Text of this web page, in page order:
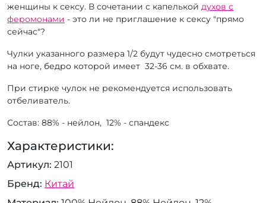
женщины к сексу. В сочетании с капелькой духов с
феромонами - это ли не приглашение к сексу "прямо
сейчас"?
Чулки указанного размера 1/2 будут чудесно смотреться
на ноге, бедро которой имеет 32-36 см. в обхвате.
При стирке чулок не рекомендуется использовать
отбеливатель.
Состав: 88% - нейлон, 12% - спандекс
Характеристики:
Артикул 2101
Бренд Китай